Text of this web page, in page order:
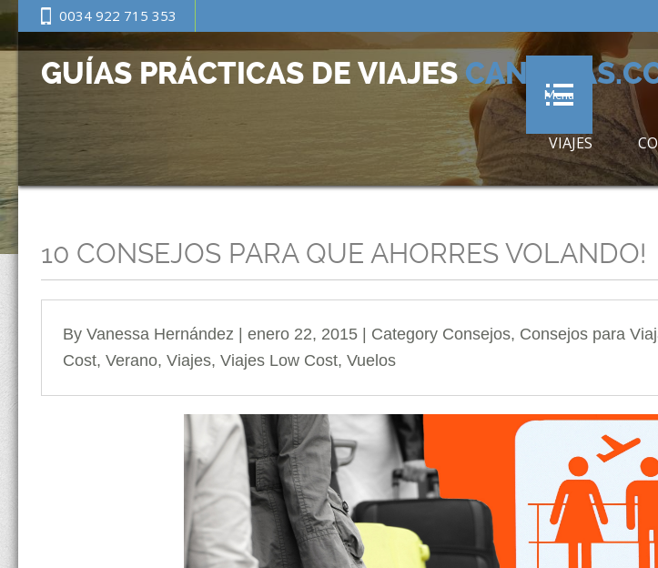
0034 922 715 353
GUÍAS PRÁCTICAS DE VIAJES
Menu
VIAJES
10 CONSEJOS PARA QUE AHORRES VOLANDO!
By Vanessa Hernández | enero 22, 2015 | Category Consejos, Consejos para
Cost, Verano, Viajes, Viajes Low Cost, Vuelos